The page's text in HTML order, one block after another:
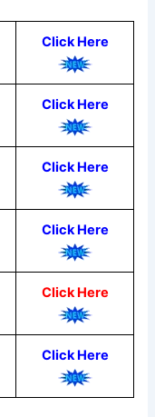
Click Here
Click Here
Click Here
Click Here
Click Here
Click Here